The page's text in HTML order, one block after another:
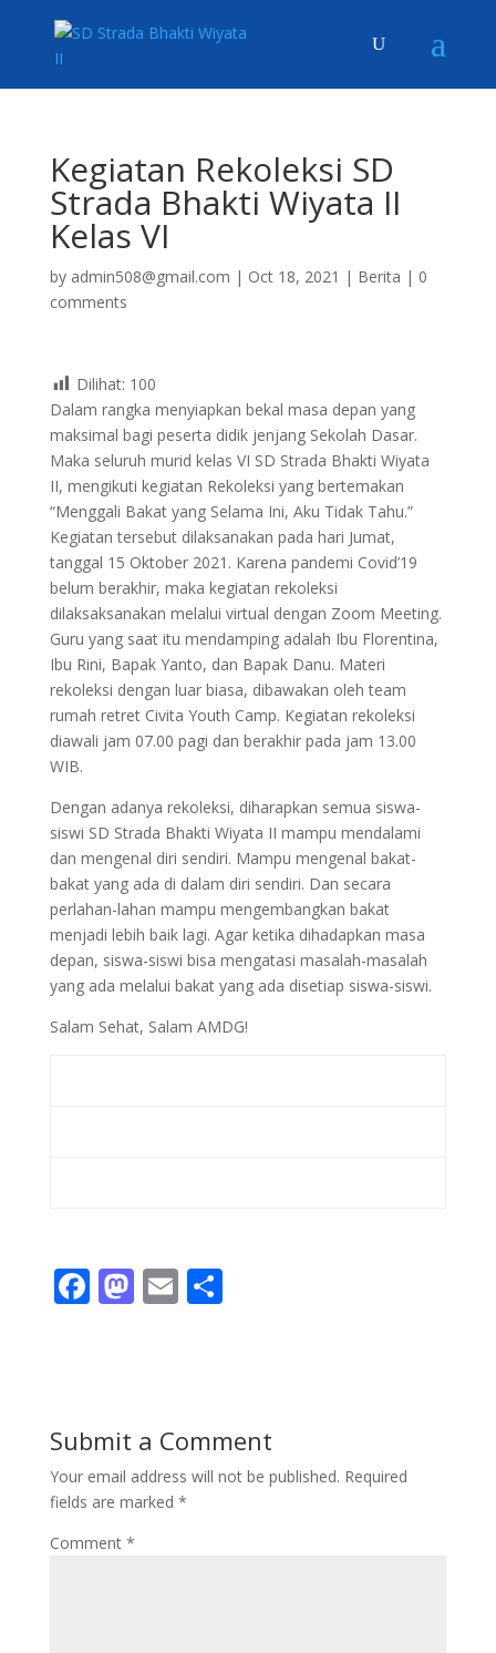
Kegiatan Rekoleksi SD
Strada Bhakti Wiyata II
Kelas VI
by admin508@gmail.com | Oct 18, 2021 | Berita | 0
comments
Dilihat: 100
Dalam rangka menyiapkan bekal masa depan yang
maksimal bagi peserta didik jenjang Sekolah Dasar.
Maka seluruh murid kelas VI SD Strada Bhakti Wiyata
II, mengikuti kegiatan Rekoleksi yang bertemakan
“Menggali Bakat yang Selama Ini, Aku Tidak Tahu.”
Kegiatan tersebut dilaksanakan pada hari Jumat,
tanggal 15 Oktober 2021. Karena pandemi Covid’19
belum berakhir, maka kegiatan rekoleksi
dilaksaksanakan melalui virtual dengan Zoom Meeting.
Guru yang saat itu mendamping adalah Ibu Florentina,
Ibu Rini, Bapak Yanto, dan Bapak Danu. Materi
rekoleksi dengan luar biasa, dibawakan oleh team
rumah retret Civita Youth Camp. Kegiatan rekoleksi
diawali jam 07.00 pagi dan berakhir pada jam 13.00
WIB.
Dengan adanya rekoleksi, diharapkan semua siswa-
siswi SD Strada Bhakti Wiyata II mampu mendalami
dan mengenal diri sendiri. Mampu mengenal bakat-
bakat yang ada di dalam diri sendiri. Dan secara
perlahan-lahan mampu mengembangkan bakat
menjadi lebih baik lagi. Agar ketika dihadapkan masa
depan, siswa-siswi bisa mengatasi masalah-masalah
yang ada melalui bakat yang ada disetiap siswa-siswi.
Salam Sehat, Salam AMDG!
F
o
o
k
M
o
n
E S
Submit a Comment
Your email address will not be published. Required
fields are marked *
Comment *